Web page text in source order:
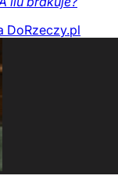
DoRzeczy.pl